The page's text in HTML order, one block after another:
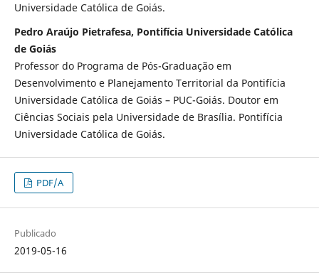
Universidade Católica de Goiás.
Pedro Araújo Pietrafesa, Pontifícia Universidade Católica
de Goiás
Professor do Programa de Pós-Graduação em
Desenvolvimento e Planejamento Territorial da Pontifícia
Universidade Católica de Goiás – PUC-Goiás. Doutor em
Ciências Sociais pela Universidade de Brasília. Pontifícia
Universidade Católica de Goiás.
PDF/A
Publicado
2019-05-16